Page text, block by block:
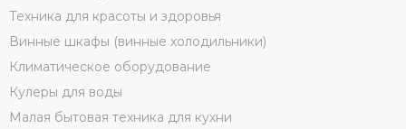
Техника для красоты и здоровья
Винные шкафы (винные холодильники)
Климатическое оборудование
Кулеры для воды
Малая бытовая техника для кухни